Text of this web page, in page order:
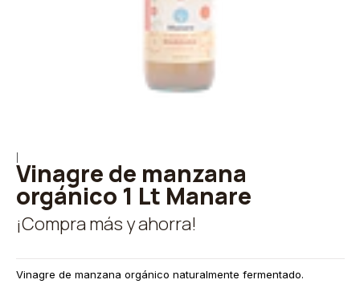
Vinagre de manzana
orgánico 1 Lt Manare
¡Compra más y ahorra!
Vinagre de manzana orgánico naturalmente fermentado.